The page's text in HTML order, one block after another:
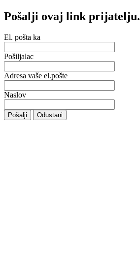
Pošalji ovaj link prijatelju.
El. pošta ka
Pošiljalac
Adresa vaše el.pošte
Naslov
Pošalji Odustani